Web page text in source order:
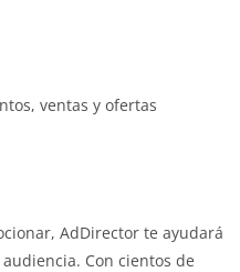
ventas y ofertas
AdDirector te ayudará
Con cientos de